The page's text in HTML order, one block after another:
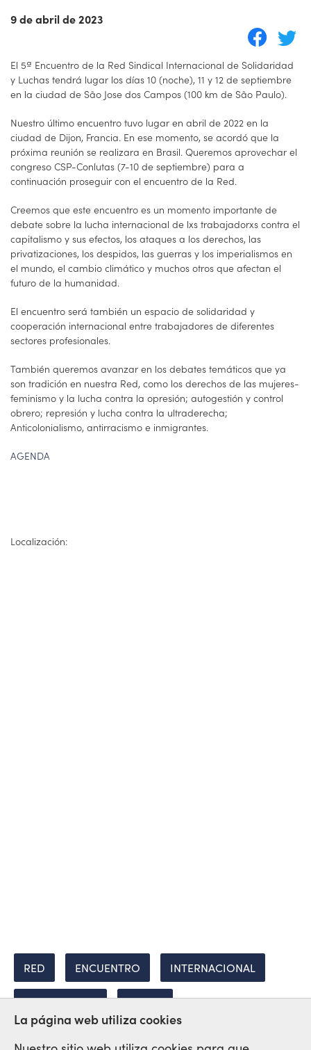
9 de abril de 2023
El 5ª Encuentro de la Red Sindical Internacional de Solidaridad
y Luchas tendrá lugar los días 10 (noche), 11 y 12 de septiembre
en la ciudad de São Jose dos Campos (100 km de São Paulo).
Nuestro último encuentro tuvo lugar en abril de 2022 en la
ciudad de Dijon, Francia. En ese momento, se acordó que la
próxima reunión se realizara en Brasil. Queremos aprovechar el
congreso CSP-Conlutas (7-10 de septiembre) para a
continuación proseguir con el encuentro de la Red.
Creemos que este encuentro es un momento importante de
debate sobre la lucha internacional de lxs trabajadorxs contra el
capitalismo y sus efectos, los ataques a los derechos, las
privatizaciones, los despidos, las guerras y los imperialismos en
el mundo, el cambio climático y muchos otros que afectan el
futuro de la humanidad.
El encuentro será también un espacio de solidaridad y
cooperación internacional entre trabajadores de diferentes
sectores profesionales.
También queremos avanzar en los debates temáticos que ya
son tradición en nuestra Red, como los derechos de las mujeres-
feminismo y la lucha contra la opresión; autogestión y control
obrero; represión y lucha contra la ultraderecha;
Anticolonialismo, antirracismo e inmigrantes.
AGENDA
Localización:
RED ENCUENTRO INTERNACIONAL
SOLIDARIDAD BRASIL
La página web utiliza cookies